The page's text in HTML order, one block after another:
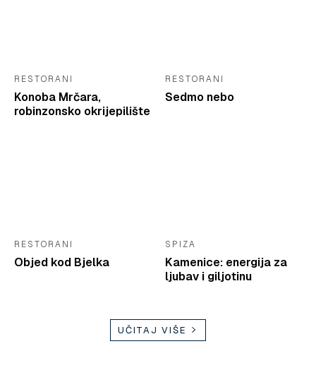
RESTORANI
Konoba Mrčara,
robinzonsko okrijepilište
RESTORANI
Sedmo nebo
RESTORANI
Objed kod Bjelka
SPIZA
Kamenice: energija za
ljubav i giljotinu
UČITAJ VIŠE